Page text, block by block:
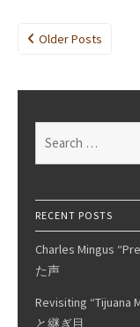
Broven),
Posts
Older Posts
for:
RECENT POSTS
Charles Mingus
た声
Revisiting “Tijuana
と継ぎ目